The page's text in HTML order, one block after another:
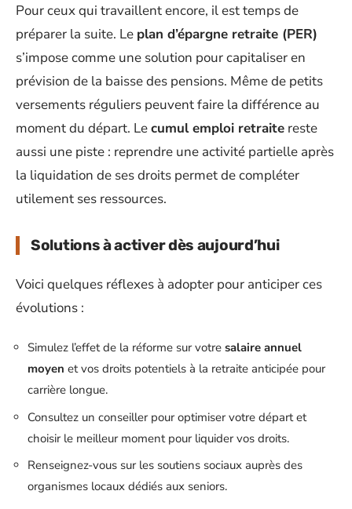
Pour ceux qui travaillent encore, il est temps de
préparer la suite. Le plan d’épargne retraite (PER)
s’impose comme une solution pour capitaliser en
prévision de la baisse des pensions. Même de petits
versements réguliers peuvent faire la différence au
moment du départ. Lecumul emploi retraite reste
aussi une piste : reprendre une activité partielle après
la liquidation de ses droits permet de compléter
utilement ses ressources.
Solutions à activer dès aujourd’hui
Voici quelques réflexes à adopter pour anticiper ces
évolutions :
Simulez l’effet de la réforme sur votre salaire annuel
moyen et vos droits potentiels à la retraite anticipée pour
carrière longue.
Consultez un conseiller pour optimiser votre départ et
choisir le meilleur moment pour liquider vos droits.
Renseignez-vous sur les soutiens sociaux auprès des
organismes locaux dédiés aux seniors.